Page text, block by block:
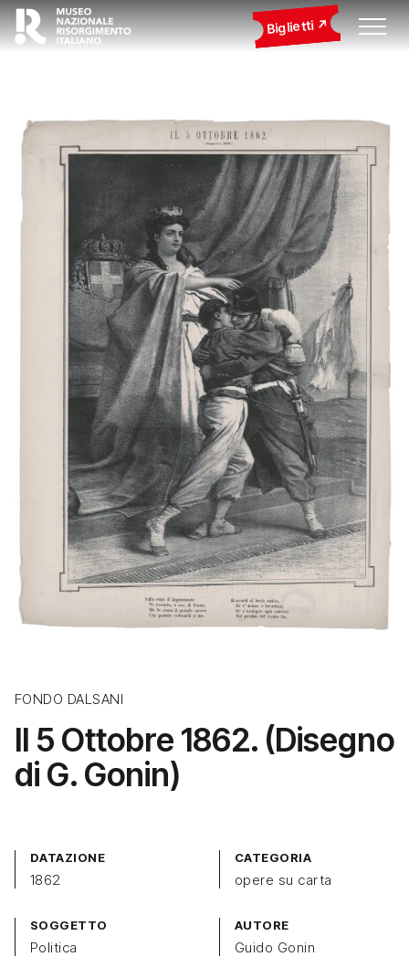
Biglietti
FONDO DALSANI
Il 5 Ottobre 1862. (Disegno
di G. Gonin)
DATAZIONE
1862
CATEGORIA
opere su carta
SOGGETTO
Politica
AUTORE
Guido Gonin